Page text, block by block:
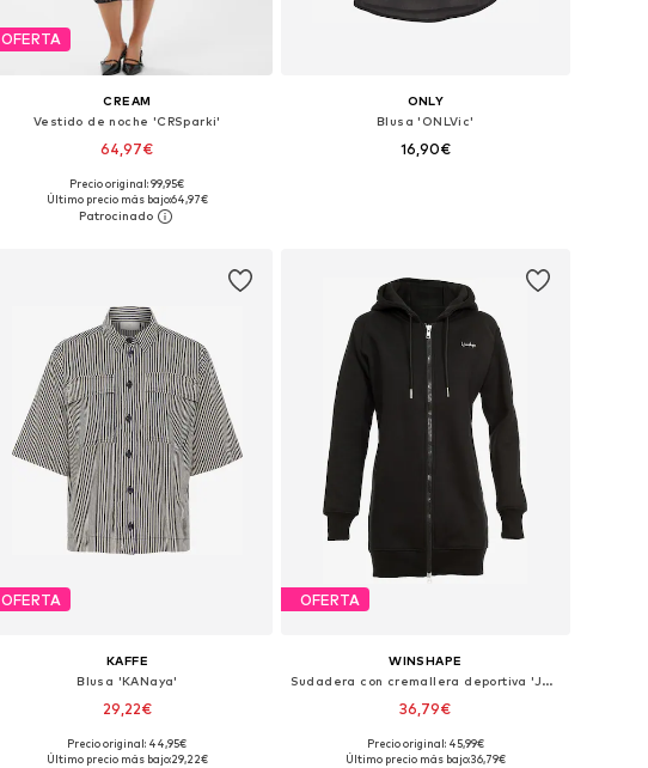
OFERTA
CREAM
Vestido de noche 'CRSparki'
64,97€
Tallas disponibles: 36, 38, 40, 42, 44, 46
Añadir a la cesta
Precio original: 99,95€
Último precio más bajo:64,97€
ONLY
Blusa 'ONLVic'
16,90€
OFERTA
KAFFE
Blusa 'KANaya'
29,22€
Tallas disponibles: XS, S, M, XL, XXL, XXXL
Precio original: 44,95€
Último precio más bajo:29,22€
OFERTA
WINSHAPE
Sudadera con cremallera deportiva 'J006'
36,79€
Tallas disponibles: XS, S, M, L, XXL
Precio original: 45,99€
Último precio más bajo:36,79€